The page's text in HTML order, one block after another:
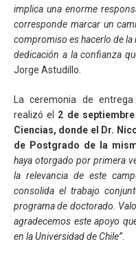
implica una enorme
corresponde marcar un
compromiso es hacerlo de
dedicación a la confianza
Jorge Astudillo.
La ceremonia de
realizó el 2 de
Ciencias, donde el Dr.
de Postgrado de la
haya otorgado por primera
la relevancia de este
consolida el trabajo
programa de doctorado.
agradecemos este apoyo
en la Universidad de Chile”.